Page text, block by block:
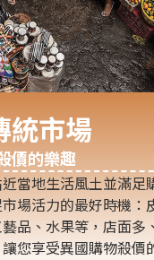
統市場
價的樂趣
當地生活風土並滿足
場活力的最好時機：
品、水果等，店面多
您享受異國購物殺價